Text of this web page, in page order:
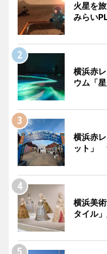
火星を
みらい
横浜赤
ウム「
横浜赤
ット」
横浜美
タイル